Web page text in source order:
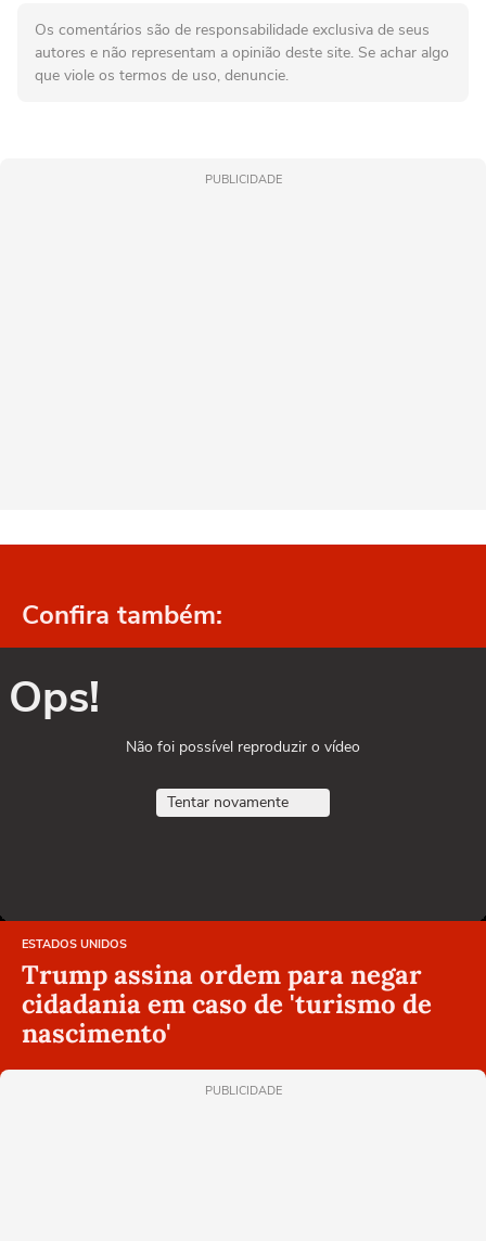
Os comentários são de responsabilidade exclusiva de seus
autores e não representam a opinião deste site. Se achar algo
que viole os termos de uso, denuncie.
PUBLICIDADE
Confira também:
Ops!
Não foi possível reproduzir o vídeo
Tentar novamente
ESTADOS UNIDOS
Trump assina ordem para negar
cidadania em caso de 'turismo de
nascimento'
PUBLICIDADE